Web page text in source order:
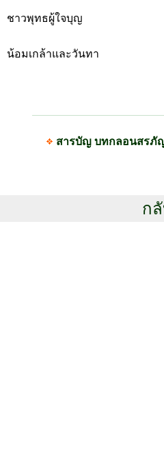
ชาวพุทธผู้ใจบุญ
น้อมเกล้าและวันทา
สารบัญ บทกลอนสร
ก